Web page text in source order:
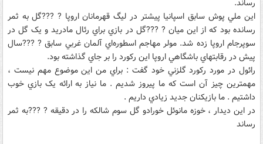
رساند.
اين ملي پوش سابق اسپانيا پيشتر در ليگ قهرمانان اروپا ? ???گل به ثمر
رسانده بود که از اين ميان ? ???گل در بازي براي رئال مادريد و يک گل در
سوپرجام اروپا زده شد. مولر مهاجم اسطوره‌اي آلمان غربي سابق ? ???سال
پيش در رقابتهاي باشگاهي اروپا اين رکورد را بر جاي گذاشته بود.
رائول در مورد رکورد گلزني خود گفت : براي من اين موضوع مهم نيست ،
مهمترين چيز آن است که ما پيروز شديم . ما نياز به ارائه يک بازي خوب
داشتيم . ما بازيکنان جديد زيادي داريم .
در اين ديدار ، خوزه مانوئل خورادو گل سوم شالکه را در دقيقه ? ???به ثمر
رساند